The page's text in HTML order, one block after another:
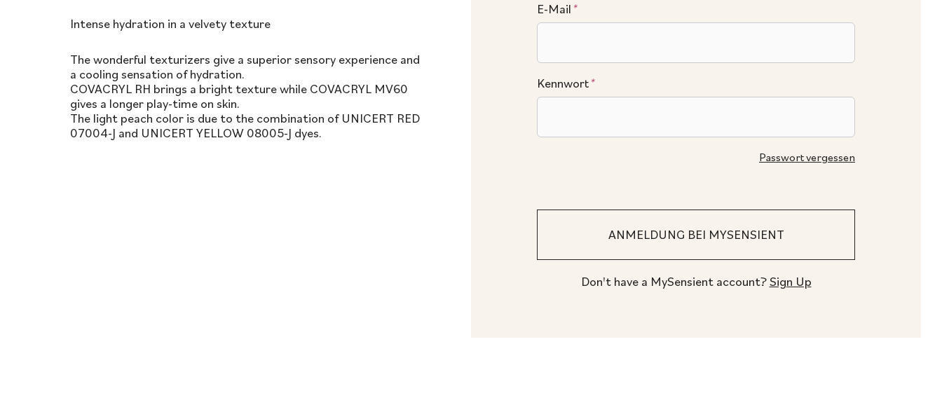
Intense hydration in a velvety texture
The wonderful texturizers give a superior sensory experience and
a cooling sensation of hydration.
COVACRYL RH brings a bright texture while COVACRYL MV60
gives a longer play-time on skin.
The light peach color is due to the combination of UNICERT RED
07004-J and UNICERT YELLOW 08005-J dyes.
E-Mail *
Kennwort *
Passwort vergessen
Don't have a MySensient account?Sign Up